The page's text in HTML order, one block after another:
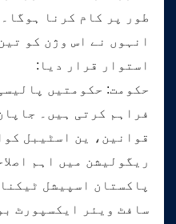
طور پر کام کرنا ہوگا۔
انہوں نے اس وژن کو
استوار قرار دیا:
حکومت: حکومتیں
فراہم کرتی ہیں۔
قوانین، ین اسٹیبل
ریگولیشن میں اہم
پاکستان اسپیشل